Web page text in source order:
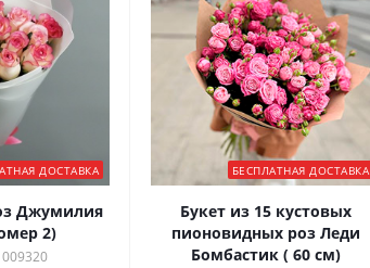
ДОСТАВКА
Джумилия
2)
БЕСПЛАТНАЯ ДОСТАВКА
Букет из 15 кустовых
пионовидных роз Леди
Бомбастик ( 60 см)